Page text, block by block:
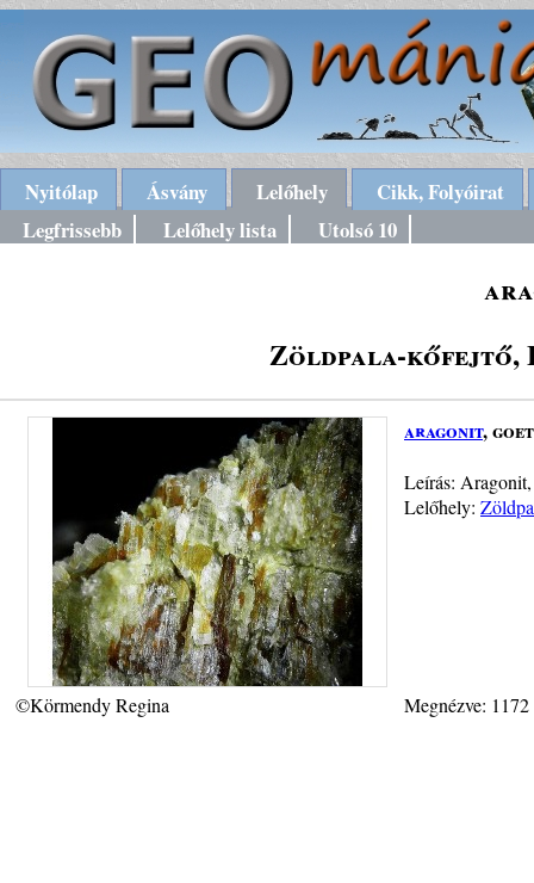
Nyitólap Ásvány Lelőhely
Cikk, Folyóirat
Legfrissebb
Lelőhely lista Utolsó 10
Zöldpala-kőfejtő,
aragonit,
Leírás:
Lelőhely:
©Körmendy Regina Megnézve: